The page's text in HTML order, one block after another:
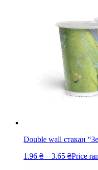
Double wall стакан
1.96 ₴ – 3.65 ₴Price